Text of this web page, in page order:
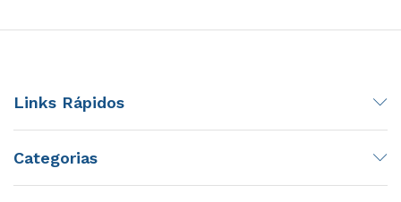
Links Rápidos
Categorias